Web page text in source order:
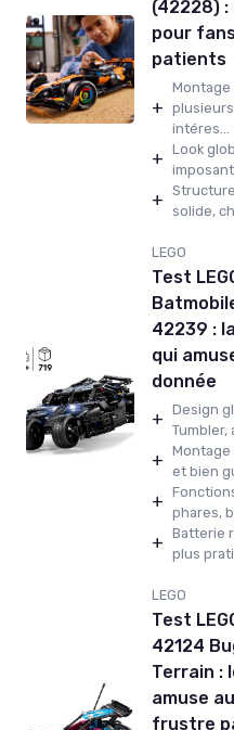
(42228) :
pour
patients
+
Montage
intéres...
+ Look
+
solide,
LEGO
Test
42239 :
qui
donnée
+ Design
Tumbler,
+
et bien
+
phares,
+ Batterie
plus
LEGO
Test
42124
Terrain :
amuse
frustre